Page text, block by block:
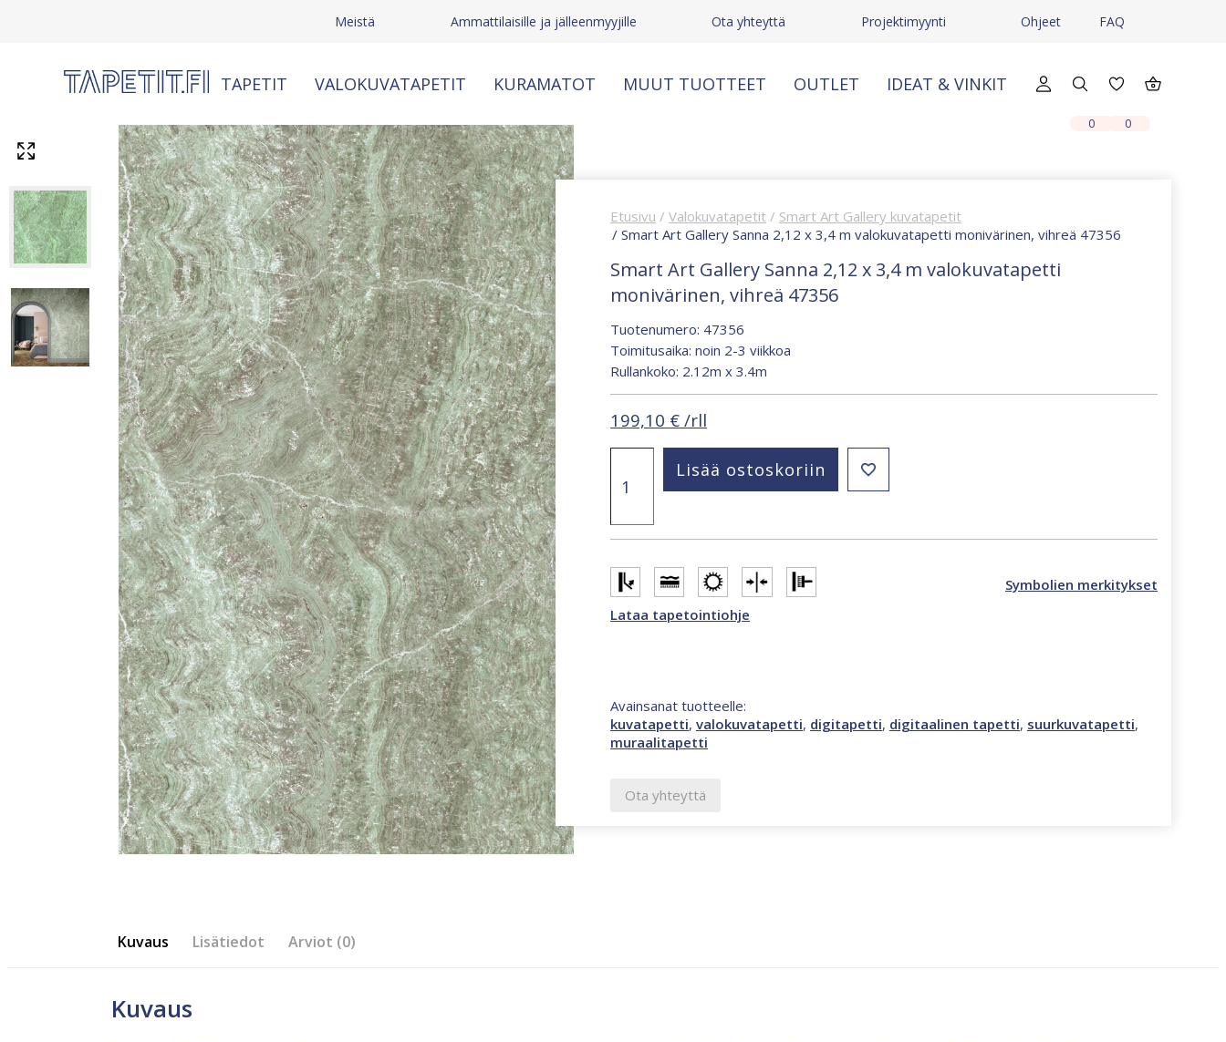
Meistä Ammattilaisille ja jälleenmyyjille Ota yhteyttä Projektimyynti Ohjeet FAQ
TAPETIT VALOKUVATAPETIT KURAMATOT MUUT TUOTTEET OUTLET IDEAT & VINKIT
0 0
Etusivu / Valokuvatapetit / Smart Art Gallery kuvatapetit
/ Smart Art Gallery Sanna 2,12 x 3,4 m valokuvatapetti monivärinen, vihreä 47356
Smart Art Gallery Sanna 2,12 x 3,4 m valokuvatapetti
monivärinen, vihreä 47356
Tuotenumero: 47356
Toimitusaika: noin 2-3 viikkoa
Rullankoko: 2.12m x 3.4m
199,10 € /rll
Gallery
2,12
3,4
valokuvatapetti
monivärinen,
Lisää ostoskoriin
Symbolien merkitykset
Lataa tapetointiohje
Avainsanat tuotteelle:
kuvatapetti, valokuvatapetti, digitapetti, digitaalinen tapetti, suurkuvatapetti,
muraalitapetti
Ota yhteyttä
Kuvaus Lisätiedot Arviot (0)
Kuvaus